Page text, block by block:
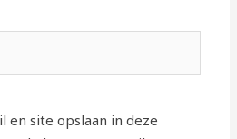
en site opslaan in deze